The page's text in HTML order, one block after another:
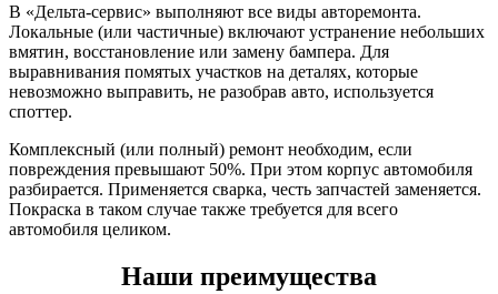
В «Дельта-сервис» выполняют все виды авторемонта.
Локальные (или частичные) включают устранение небольших
вмятин, восстановление или замену бампера. Для
выравнивания помятых участков на деталях, которые
невозможно выправить, не разобрав авто, используется
споттер.
Комплексный (или полный) ремонт необходим, если
повреждения превышают 50%. При этом корпус автомобиля
разбирается. Применяется сварка, честь запчастей заменяется.
Покраска в таком случае также требуется для всего
автомобиля целиком.
Наши преимущества